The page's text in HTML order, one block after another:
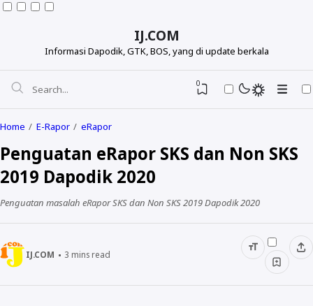
IJ.COM
Informasi Dapodik, GTK, BOS, yang di update berkala
0
Home E-Rapor eRapor
Penguatan eRapor SKS dan Non SKS
2019 Dapodik 2020
Penguatan masalah eRapor SKS dan Non SKS 2019 Dapodik 2020
IJ.COM 3 mins read